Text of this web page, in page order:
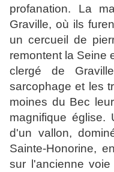
profanation. La
Graville, où ils
un cercueil de
remontent la Seine
clergé de
sarcophage et les
moines du Bec
magnifique église.
d'un vallon,
Sainte-Honorine,
sur l'ancienne